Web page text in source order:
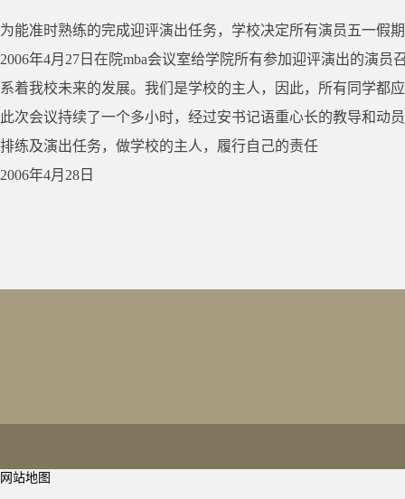
为能准时熟练的完成迎评演出任务，学校决定所有演员五一假
2006年4月27日在院mba会议室给学院所有参加迎评演出的演
系着我校未来的发展。我们是学校的主人，因此，所有同学都
此次会议持续了一个多小时，经过安书记语重心长的教导和动
排练及演出任务，做学校的主人，履行自己的责任
2006年4月28日
网站地图